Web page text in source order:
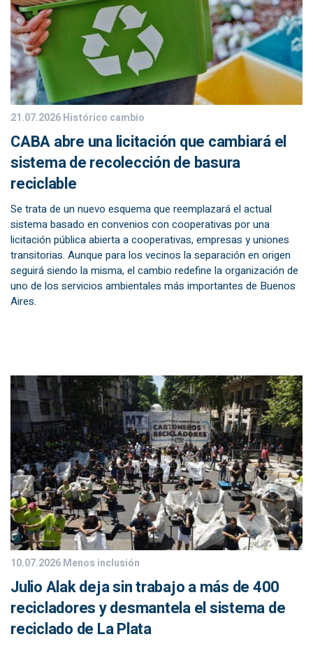
21.07.2026Histórico cambio
CABA abre una licitación que cambiará el
sistema de recolección de basura
reciclable
Se trata de un nuevo esquema que reemplazará el actual
sistema basado en convenios con cooperativas por una
licitación pública abierta a cooperativas, empresas y uniones
transitorias. Aunque para los vecinos la separación en origen
seguirá siendo la misma, el cambio redefine la organización de
uno de los servicios ambientales más importantes de Buenos
Aires.
10.07.2026Menos inclusión
Julio Alak deja sin trabajo a más de 400
recicladores y desmantela el sistema de
reciclado de La Plata